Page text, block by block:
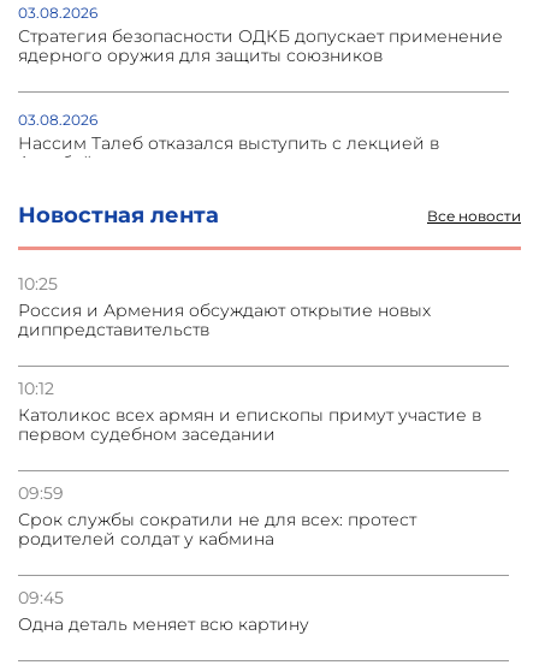
Новостная лента Все новости
10:25
Россия и Армения обсуждают открытие новых
диппредставительств
10:12
Католикос всех армян и епископы примут участие в
первом судебном заседании
09:59
Срок службы сократили не для всех: протест
родителей солдат у кабмина
09:45
Одна деталь меняет всю картину
03.08.2026
Стратегия безопасности ОДКБ допускает применение
ядерного оружия для защиты союзников
03.08.2026
Нассим Талеб отказался выступить с лекцией в
Азербайджане
31.07.2026
Сотрудничество и очереди – детали визита главы
31.07.2026
31.07.2026
условии прекращения огня